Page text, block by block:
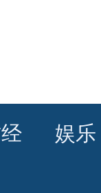
娱乐